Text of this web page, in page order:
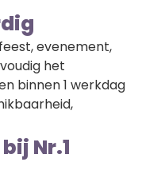
evenement,
het
binnen 1 werkdag
Nr.1